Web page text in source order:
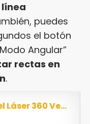
puedes
el botón
Angular”
rectas en
.
Huepar 901CG Nivel Láser 360 Verde 40m, MODO DE PULSO, Autonivelante Líneas Cruzadas, 360...